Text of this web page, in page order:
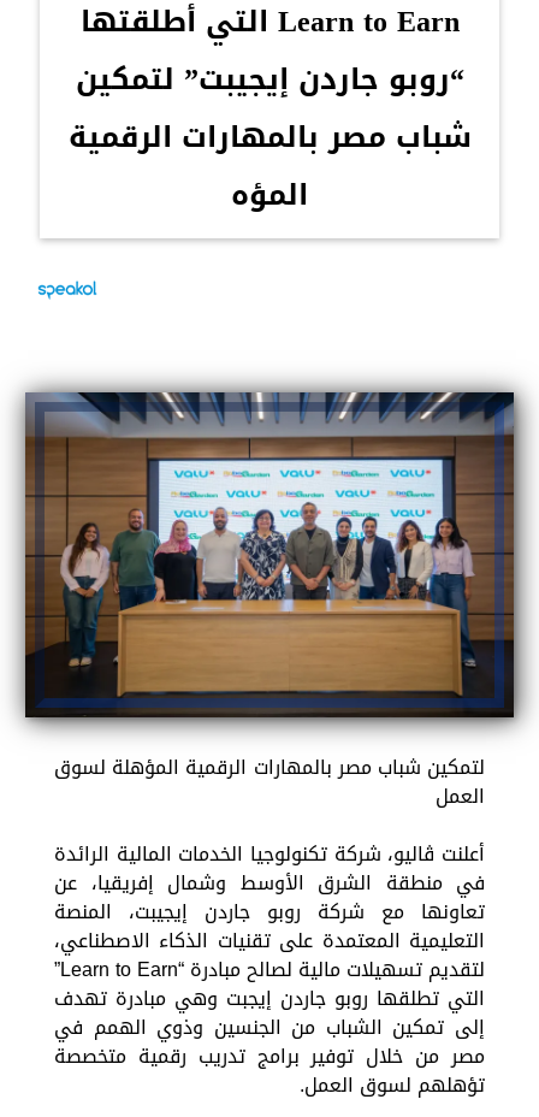
Learn to Earn التي أطلقتها
“روبو جاردن إيجيبت” لتمكين
شباب مصر بالمهارات الرقمية
المؤه
لتمكين شباب مصر بالمهارات الرقمية المؤهلة لسوق
العمل
أعلنت ڤاليو، شركة تكنولوجيا الخدمات المالية الرائدة
في منطقة الشرق الأوسط وشمال إفريقيا، عن
تعاونها مع شركة روبو جاردن إيجيبت، المنصة
التعليمية المعتمدة على تقنيات الذكاء الاصطناعي،
لتقديم تسهيلات مالية لصالح مبادرة “Learn to Earn”
التي تطلقها روبو جاردن إيجبت وهي مبادرة تهدف
إلى تمكين الشباب من الجنسين وذوي الهمم في
مصر من خلال توفير برامج تدريب رقمية متخصصة
تؤهلهم لسوق العمل.